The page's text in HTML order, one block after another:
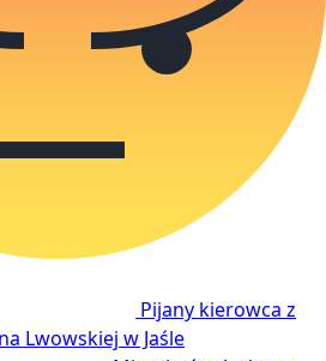
Pijany kierowca z
Lwowskiej w Jaśle